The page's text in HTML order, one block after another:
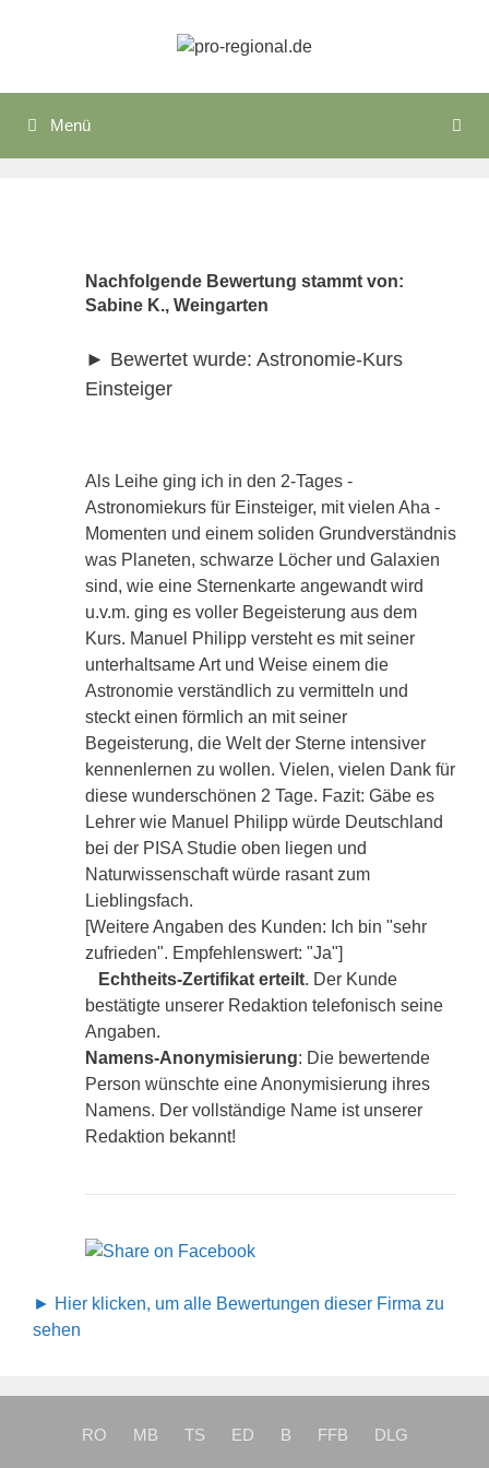
Menü
Nachfolgende Bewertung stammt von:
Sabine K., Weingarten
► Bewertet wurde: Astronomie-Kurs
Einsteiger
Als Leihe ging ich in den 2-Tages -
Astronomiekurs für Einsteiger, mit vielen Aha -
Momenten und einem soliden Grundverständnis
was Planeten, schwarze Löcher und Galaxien
sind, wie eine Sternenkarte angewandt wird
u.v.m. ging es voller Begeisterung aus dem
Kurs. Manuel Philipp versteht es mit seiner
unterhaltsame Art und Weise einem die
Astronomie verständlich zu vermitteln und
steckt einen förmlich an mit seiner
Begeisterung, die Welt der Sterne intensiver
kennenlernen zu wollen. Vielen, vielen Dank für
diese wunderschönen 2 Tage. Fazit: Gäbe es
Lehrer wie Manuel Philipp würde Deutschland
bei der PISA Studie oben liegen und
Naturwissenschaft würde rasant zum
Lieblingsfach.
[Weitere Angaben des Kunden: Ich bin "sehr
zufrieden". Empfehlenswert: "Ja"]
Echtheits-Zertifikat erteilt. Der Kunde
bestätigte unserer Redaktion telefonisch seine
Angaben.
Namens-Anonymisierung: Die bewertende
Person wünschte eine Anonymisierung ihres
Namens. Der vollständige Name ist unserer
Redaktion bekannt!
► Hier klicken, um alle Bewertungen dieser Firma zu
sehen
RO MB TS ED B FFB DLG